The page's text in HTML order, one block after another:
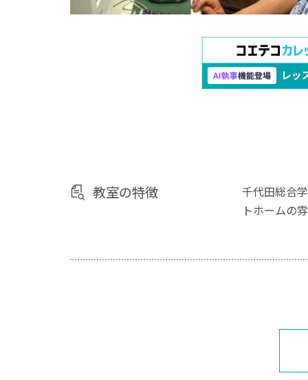
教室の特徴
千代田総合
トホームの